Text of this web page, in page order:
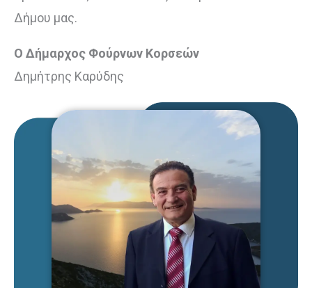
Δήμου μας.
Ο Δήμαρχος Φούρνων Κορσεών
Δημήτρης Καρύδης